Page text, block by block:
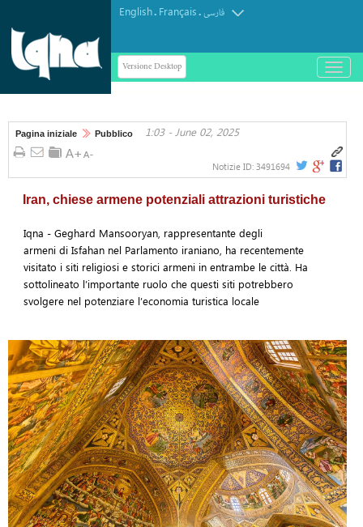
English. Français.فارسی
Versione Desktop
باز
و
کردن
Pagina iniziale Pubblico 1:03 - June 02, 2025
Notizie ID: 3491694
Iran, chiese armene potenziali attrazioni turistiche
Iqna - Geghard Mansooryan, rappresentante degli
armeni di Isfahan nel Parlamento iraniano, ha recentemente
visitato i siti religiosi e storici armeni in entrambe le città. Ha
sottolineato l’importante ruolo che questi siti potrebbero
svolgere nel potenziare l’economia turistica locale